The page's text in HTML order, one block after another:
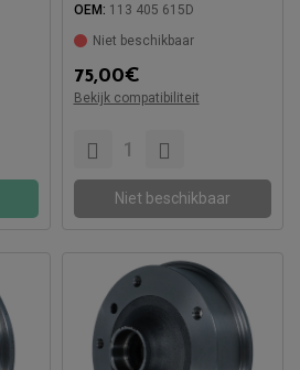
OEM: 113 405 615D
Niet beschikbaar
75,00€
Bekijk compatibiliteit
Niet beschikbaar